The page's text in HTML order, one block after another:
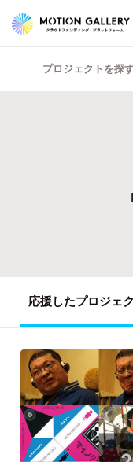
プロジェクトを探
応援したプロジェ